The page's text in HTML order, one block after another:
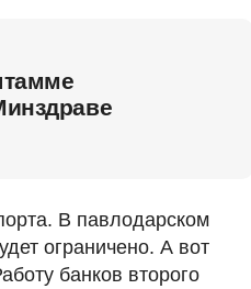
В павлодарском
ограничено. А вот
банков второго